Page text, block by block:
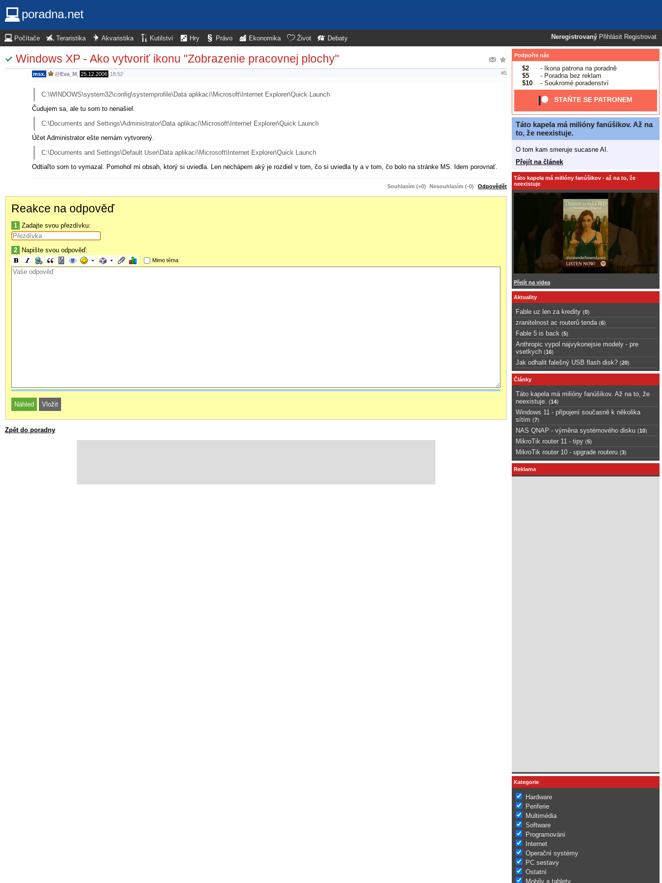
poradna.net
Neregistrovaný Přihlásit Registrovat
Počítače Teraristika Akvaristika Kutilství Hry Právo Ekonomika Život Debaty
Windows XP - Ako vytvoriť ikonu "Zobrazenie pracovnej plochy"
msx. @Eva_M 25.12.2006 18:52 #5
C:\WINDOWS\system32\config\systemprofile\Data aplikací\Microsoft\Internet Explorer\Quick Launch
Čudujem sa, ale tu som to nenašiel.
C:\Documents and Settings\Administrator\Data aplikací\Microsoft\Internet Explorer\Quick Launch
Účet Administrator ešte nemám vytvorený.
C:\Documents and Settings\Default User\Data aplikací\Microsoft\Internet Explorer\Quick Launch
Odtiaľto som to vymazal. Pomohol mi obsah, ktorý si uviedla. Len nechápem aký je rozdiel v tom, čo si uviedla ty a v tom, čo bolo na stránke MS. Idem porovnať.
Souhlasím (+0) Nesouhlasím (-0) Odpovědět
Reakce na odpověď
1 Zadajte svou přezdívku:
2 Napište svou odpověď:
Mimo téma
Zpět do poradny
Podpořte nás
$2
- Ikona patrona na poradně
$5
- Poradna bez reklam
$10
- Soukromé poradenství
STAŇTE SE PATRONEM
Táto kapela má milióny fanúšikov. Až na
to, že neexistuje.
O tom kam smeruje sucasne AI.
Přejít na článek
Táto kapela má milióny fanúšikov - až na to, že
neexistuje
Přejít na videa
Aktuality
Fable uz len za kredity (0)
zranitelnost ac routerů tenda (6)
Fable 5 is back (5)
Anthropic vypol najvykonejsie modely - pre
vsetkych (16)
Jak odhalit falešný USB flash disk? (20)
Články
Táto kapela má milióny fanúšikov. Až na to, že
neexistuje.
(14)
Windows 11 - připojení současně k několika
sítím (7)
NAS QNAP - výměna systémového disku (10)
MikroTik router 11 - tipy (5)
MikroTik router 10 - upgrade routeru (3)
Reklama
Kategorie
Hardware
Periferie
Multimédia
Software
Programování
Internet
Operační systémy
PC sestavy
Ostatní
Mobily a tablety